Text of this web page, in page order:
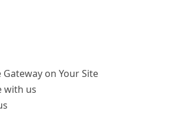
Gateway on Your Site
with us